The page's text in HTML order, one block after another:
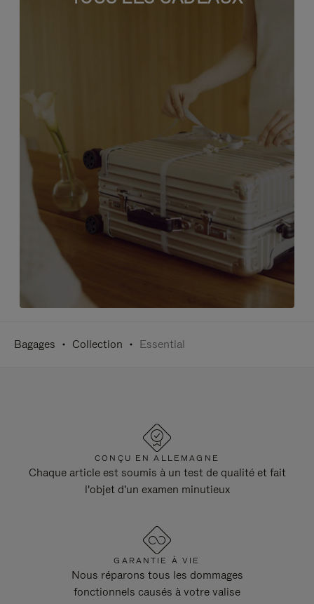
Bagages Collection Essential
CONÇU EN ALLEMAGNE
Chaque article est soumis à un test de qualité et fait
l'objet d'un examen minutieux
GARANTIE À VIE
Nous réparons tous les dommages
fonctionnels causés à votre valise